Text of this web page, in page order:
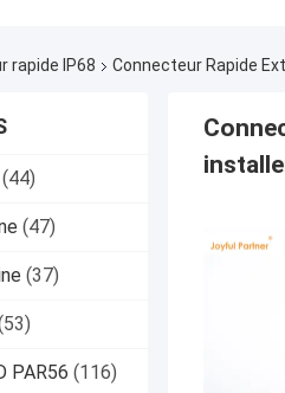
rapide IP68 Connecteur Rapide
(44)
(47)
(37)
PAR56 (116)